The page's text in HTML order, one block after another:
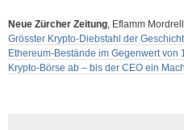
Neue Zürcher Zeitung, Eflamm
Grösster Krypto-Diebstahl der
Ethereum-Bestände im Gegenwert
Krypto-Börse ab – bis der CEO ein